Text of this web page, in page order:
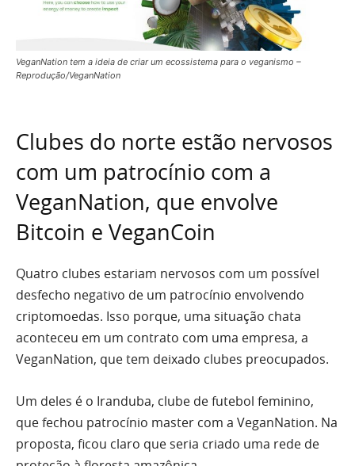
VeganNation tem a ideia de criar um ecossistema para o veganismo –
Reprodução/VeganNation
Clubes do norte estão nervosos
com um patrocínio com a
VeganNation, que envolve
Bitcoin e VeganCoin
Quatro clubes estariam nervosos com um possível
desfecho negativo de um patrocínio envolvendo
criptomoedas. Isso porque, uma situação chata
aconteceu em um contrato com uma empresa, a
VeganNation, que tem deixado clubes preocupados.
Um deles é o Iranduba, clube de futebol feminino,
que fechou patrocínio master com a VeganNation. Na
proposta, ficou claro que seria criado uma rede de